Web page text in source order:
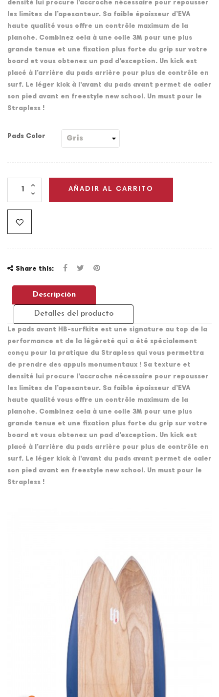
densité lui procure l’accroche nécessaire pour repousser
les limites de l’apesanteur. Sa faible épaisseur d’EVA
haute qualité vous offre un contrôle maximum de la
planche. Combinez cela à une colle 3M pour une plus
grande tenue et une fixation plus forte du grip sur votre
board et vous obtenez un pad d’exception. Un kick est
placé à l’arrière du pads arrière pour plus de contrôle en
surf. Le léger kick à l’avant du pads avant permet de caler
son pied avant en freestyle new school. Un must pour le
Strapless !
Pads Color
AÑADIR AL CARRITO
Share this:
Descripción
Detalles del producto
Le pads avant HB-surfkite est une signature au top de la
performance et de la légèreté qui a été spécialement
conçu pour la pratique du Strapless qui vous permettra
de prendre des appuis monumentaux ! Sa texture et
densité lui procure l’accroche nécessaire pour repousser
les limites de l’apesanteur. Sa faible épaisseur d’EVA
haute qualité vous offre un contrôle maximum de la
planche. Combinez cela à une colle 3M pour une plus
grande tenue et une fixation plus forte du grip sur votre
board et vous obtenez un pad d’exception. Un kick est
placé à l’arrière du pads arrière pour plus de contrôle en
surf. Le léger kick à l’avant du pads avant permet de caler
son pied avant en freestyle new school. Un must pour le
Strapless !